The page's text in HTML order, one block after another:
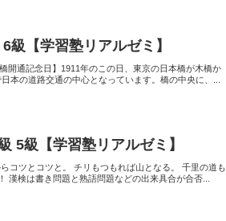
級【学習塾リアルゼミ】
開通記念日】1911年のこの日、東京の日本橋が木橋か
本の道路交通の中心となっています。橋の中央に、...
5級【学習塾リアルゼミ】
コツとコツと。 チリもつもれば山となる。 千里の道も
漢検は書き問題と熟語問題などの出来具合が合否...